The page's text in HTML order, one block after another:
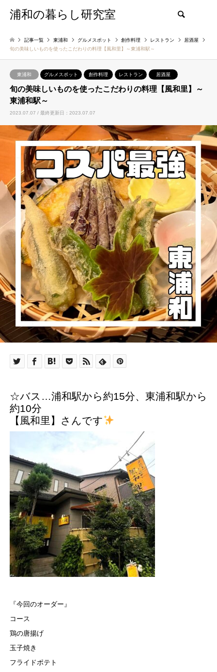
浦和の暮らし研究室
記事一覧 東浦和 グルメスポット 創作料理 レストラン
居酒屋
旬の美味しいものを使ったこだわりの料理【風和里】～東浦和駅～
東浦和 グルメスポット 創作料理 レストラン 居酒屋
旬の美味しいものを使ったこだわりの料理【風和里】～
東浦和駅～
2023.07.07 / 最終更新日：2023.07.07
☆バス…浦和駅から約15分、東浦和駅から
約10分
【風和里】さんです
『今回のオーダー』
コース
鶏の唐揚げ
玉子焼き
フライドポテト